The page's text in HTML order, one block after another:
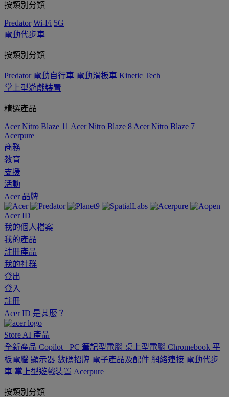
按類別分類
Predator Wi-Fi 5G
電動代步車
按類別分類
Predator 電動自行車 電動滑板車 Kinetic Tech
掌上型遊戲裝置
精選產品
Acer Nitro Blaze 11 Acer Nitro Blaze 8 Acer Nitro Blaze 7
Acerpure
商務
教育
支援
活動
Acer 品牌
Acer ID
我的個人檔案
我的產品
註冊產品
我的社群
登出
登入
註冊
Acer ID 是甚麼？
Store AI 產品
全新產品 Copilot+ PC 筆記型電腦 桌上型電腦 Chromebook 平
板電腦 顯示器 數碼招牌 電子產品及配件 網絡連接 電動代步
車 掌上型遊戲裝置 Acerpure
按類別分類